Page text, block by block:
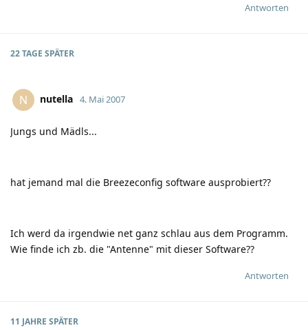
Antworten
22 TAGE SPÄTER
N nutella 4. Mai 2007
Jungs und Mädls...
hat jemand mal die Breezeconfig software ausprobiert??
Ich werd da irgendwie net ganz schlau aus dem Programm.
Wie finde ich zb. die "Antenne" mit dieser Software??
Antworten
11 JAHRE SPÄTER